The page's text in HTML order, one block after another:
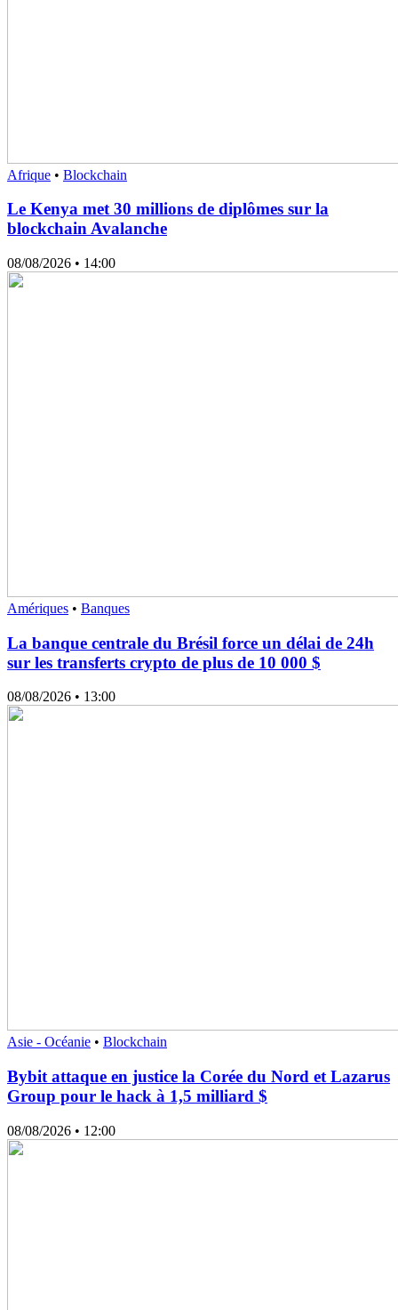
Afrique • Blockchain
Le Kenya met 30 millions de diplômes sur la
blockchain Avalanche
08/08/2026 • 14:00
Amériques • Banques
La banque centrale du Brésil force un délai de 24h
sur les transferts crypto de plus de 10 000 $
08/08/2026 • 13:00
Asie - Océanie • Blockchain
Bybit attaque en justice la Corée du Nord et Lazarus
Group pour le hack à 1,5 milliard $
08/08/2026 • 12:00